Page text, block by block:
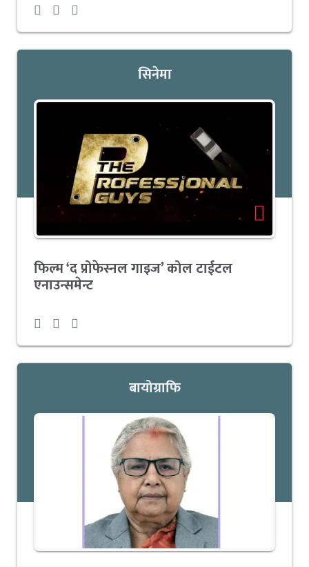
सिनेमा
फिल्म ‘द प्रोफेस्नल गाइज’ कोल टाईटल
एनाउन्समेन्ट
बायोग्राफि